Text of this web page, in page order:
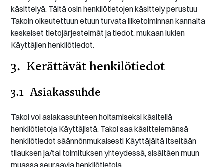
käsittelyä. Tältä osin henkilötietojen käsittely perustuu
Takoin oikeutettuun etuun turvata liiketoiminnan kannalta
keskeiset tietojärjestelmät ja tiedot, mukaan lukien
Käyttäjien henkilötiedot.
3. Kerättävät henkilötiedot
3.1 Asiakassuhde
Takoi voi asiakassuhteen hoitamiseksi käsitellä
henkilötietoja Käyttäjistä. Takoi saa käsittelemänsä
henkilötiedot säännönmukaisesti Käyttäjältä itseltään
tilauksen ja/tai toimituksen yhteydessä, sisältäen muun
muassa seuraavia henkilötietoja